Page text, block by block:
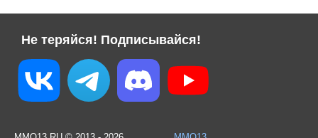
Не теряйся! Подписывайся!